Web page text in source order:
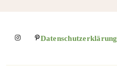
Datenschutzerklärung